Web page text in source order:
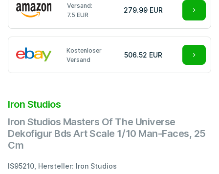
Versand:
7.5 EUR
279.99 EUR
Kostenloser
Versand
506.52 EUR
Iron Studios
Iron Studios Masters Of The Universe
Dekofigur Bds Art Scale 1/10 Man-Faces, 25
Cm
IS95210, Hersteller: Iron Studios